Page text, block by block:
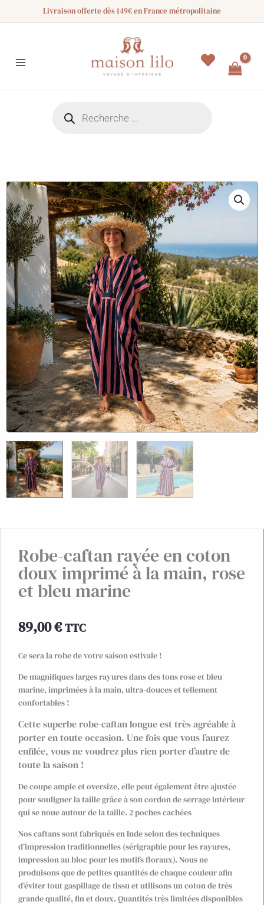
Livraison offerte dès 149€ en France métropolitaine
produits
Robe-caftan rayée en coton
doux imprimé à la main, rose
et bleu marine
89,00€TTC
Ce sera la robe de votre saison estivale !
De magnifiques larges rayures dans des tons rose et bleu
marine, imprimées à la main, ultra-douces et tellement
confortables !
Cette superbe robe-caftan longue est très agréable à
porter en toute occasion. Une fois que vous l’aurez
enfilée, vous ne voudrez plus rien porter d’autre de
toute la saison !
De coupe ample et oversize, elle peut également être ajustée
pour souligner la taille grâce à son cordon de serrage intérieur
qui se noue autour de la taille. 2 poches cachées
Nos caftans sont fabriqués en Inde selon des techniques
d’impression traditionnelles (sérigraphie pour les rayures,
impression au bloc pour les motifs floraux). Nous ne
produisons que de petites quantités de chaque couleur afin
d’éviter tout gaspillage de tissu et utilisons un coton de très
grande qualité, fin et doux. Quantités très limitées disponibles